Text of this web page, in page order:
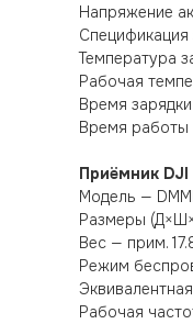
Напряжение
Температура
Рабочая
Время
Время работы
Приёмник DJI
Модель —
Размеры
Вес — прим.
Режим
Рабочая